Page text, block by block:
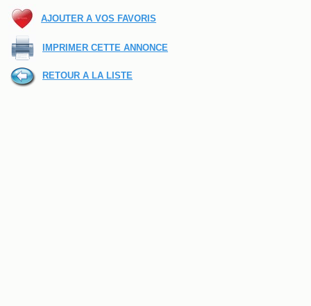
AJOUTER A VOS FAVORIS
IMPRIMER CETTE ANNONCE
RETOUR A LA LISTE